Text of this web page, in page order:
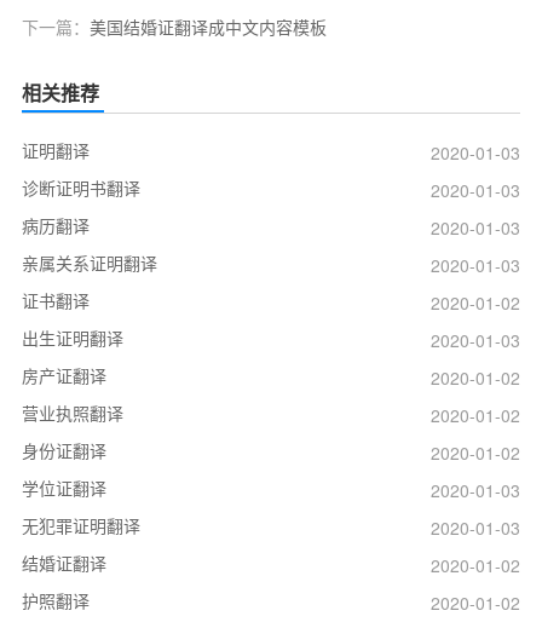
下一篇： 美国结婚证翻译成中文内容模板
相关推荐
证明翻译
2020-01-03
诊断证明书翻译
2020-01-03
病历翻译
2020-01-03
亲属关系证明翻译
2020-01-03
证书翻译
2020-01-02
出生证明翻译
2020-01-03
房产证翻译
2020-01-02
营业执照翻译
2020-01-02
身份证翻译
2020-01-02
学位证翻译
2020-01-03
无犯罪证明翻译
2020-01-03
结婚证翻译
2020-01-02
护照翻译
2020-01-02